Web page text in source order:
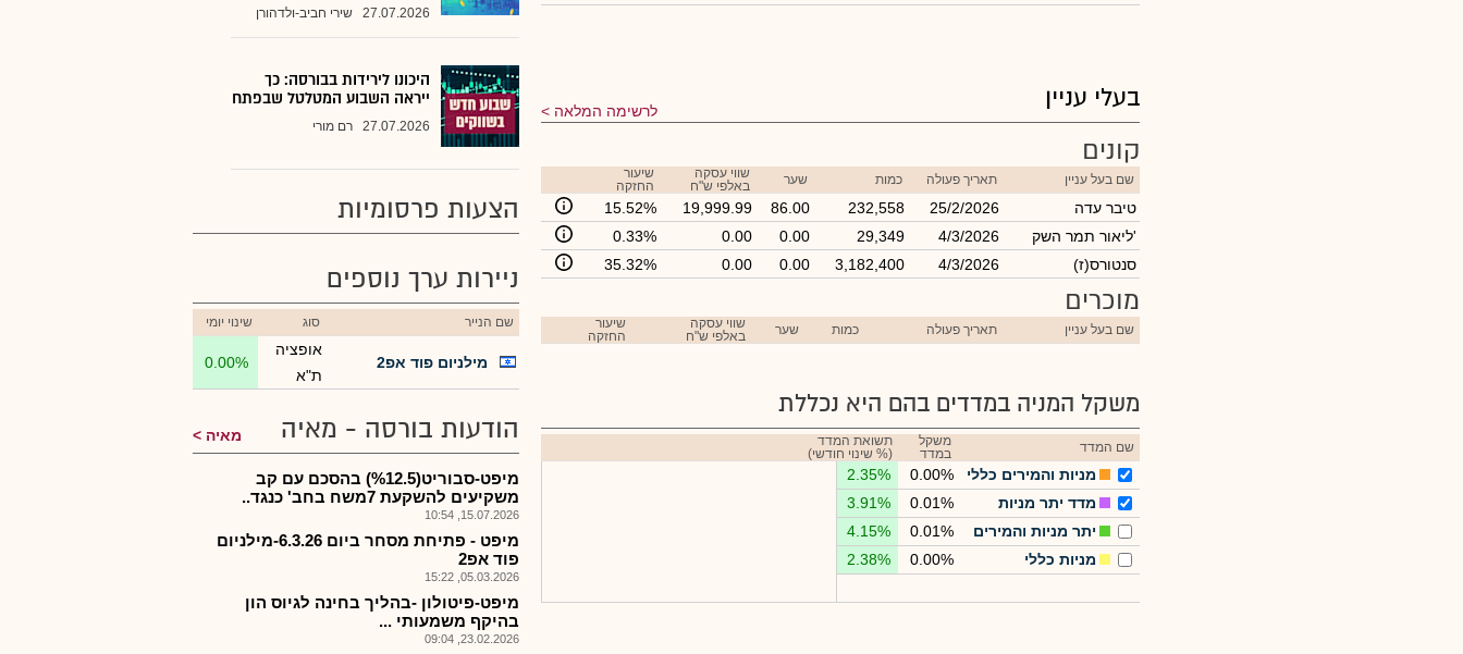
בעלי עניין לרשימה המלאה
קונים
שם בעל עניין תאריך פעולה כמות שער
שווי עסקה
באלפי ש"ח
שיעור
החזקה
טיבר עדה 25/2/2026
232,558
86.00
19,999.99
15.52%
ליאור תמר השק'
4/3/2026
29,349
0.00
0.00
0.33%
(סנטורס(ז
4/3/2026
3,182,400
0.00
0.00
35.32%
מוכרים
שם בעל עניין תאריך פעולה כמות שער
שווי עסקה
באלפי ש"ח
שיעור
החזקה
משקל המניה במדדים בהם היא נכללת
שם המדד
משקל
במדד
תשואת המדד
(% שינוי חודשי)
מניות והמירים כללי 0.00%
2.35%
מדד יתר מניות
0.01%
3.91%
יתר מניות והמירים
0.01%
4.15%
מניות כללי
0.00%
2.38%
27.07.2026 שירי חביב-ולדהורן
היכונו לירידות בבורסה: כך
ייראה השבוע המטלטל שבפתח
27.07.2026 רם מורי
הצעות פרסומיות
ניירות ערך נוספים
שם הנייר סוג שינוי יומי
מילניום פוד אפ2
אופציה
ת"א
0.00%
הודעות בורסה - מאיה מאיה
מיפט-סבוריט(%12.5) בהסכם עם קב
משקיעים להשקעת 7משח בחב' כנגד..
15.07.2026, 10:54
מיפט - פתיחת מסחר ביום 6.3.26-מילניום
פוד אפ2
05.03.2026, 15:22
מיפט-פיטולון -בהליך בחינה לגיוס הון
בהיקף משמעותי ...
23.02.2026, 09:04